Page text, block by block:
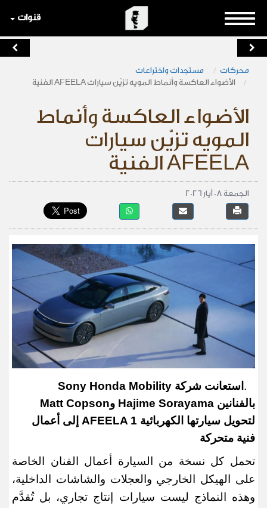
قنوات
محركات
مستجدات واختراعات
الأضواء العاكسة وأنماط المويه تزيّن سيارات AFEELA الفنية
الأضواء العاكسة وأنماط
المويه تزيّن سيارات
AFEELA الفنية
الجمعة 08 أيار 2026
. استعانت شركة
بالفنانين
وMatt Copson
لتحويل سيارتها الكهربائية
إلى أعمال
فنية متحركة
تحمل كل نسخة من السيارة أعمال الفنان الخاصة
على الهيكل الخارجي والعجلات والشاشات الداخلية،
وهذه النماذج ليست سيارات إنتاج تجاري، بل تُقدَّم